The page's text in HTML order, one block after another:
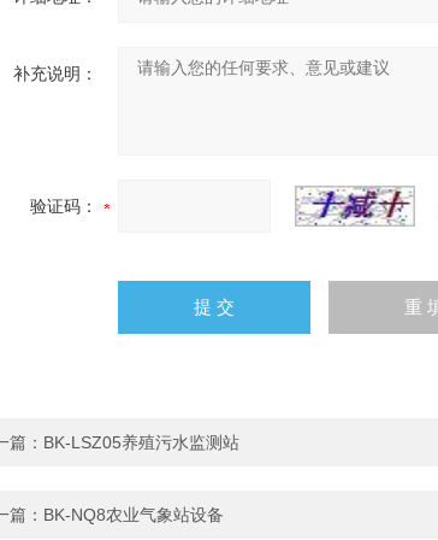
补充说明：
验证码：
篇： BK-LSZ05养殖污水监测站
篇： BK-NQ8农业气象站设备